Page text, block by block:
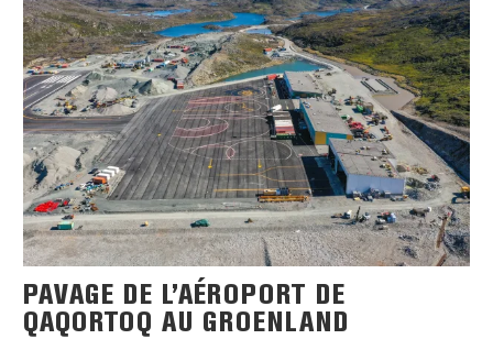
PAVAGE DE L’AÉROPORT DE
QAQORTOQ AU GROENLAND